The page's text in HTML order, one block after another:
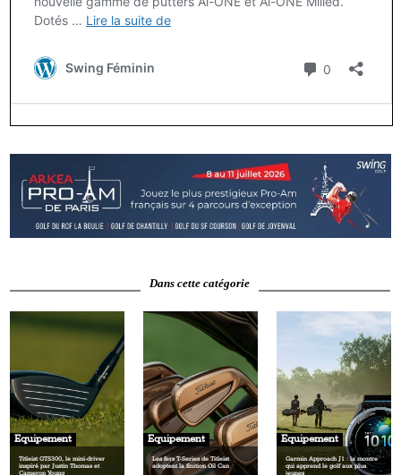
Dans cette catégorie
Equipement
Titleist GTS300, le mini‑driver
inspiré par Justin Thomas et
Cameron Young
Equipement
Les fers T‑Series de Titleist
adoptent la finition Oil Can
Equipement
Garmin Approach J1 : la montre
qui apprend le golf aux plus
jeunes